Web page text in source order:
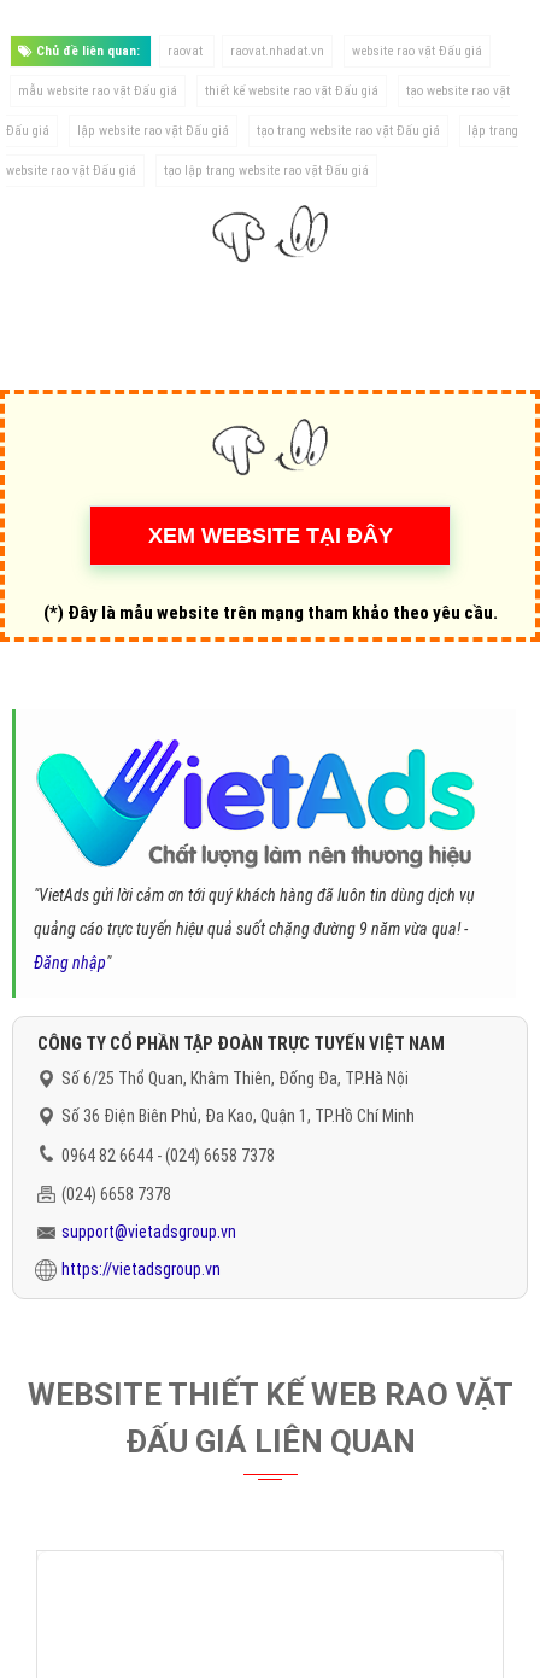
Chủ đề liên quan: raovat raovat.nhadat.vn website rao vặt Đấu giá
mẫu website rao vặt Đấu giá thiết kế website rao vặt Đấu giá tạo website rao vặt
Đấu giá lập website rao vặt Đấu giá tạo trang website rao vặt Đấu giá lập trang
website rao vặt Đấu giá tạo lập trang website rao vặt Đấu giá
(*) Đây là mẫu website trên mạng tham khảo theo yêu cầu.